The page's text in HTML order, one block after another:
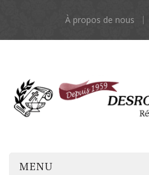
À propos de nous
MENU